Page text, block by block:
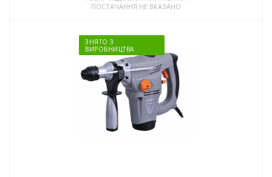
ПОСТАЧАННЯ НЕ ВКАЗАНО
ЗНЯТО З
ВИРОБНИЦТВА